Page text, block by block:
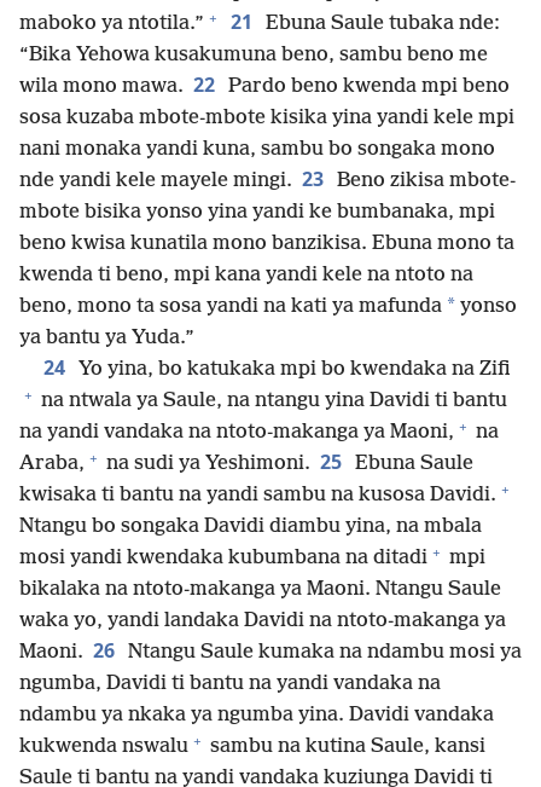
maboko ya ntotila.” + 21
Ebuna Saule tubaka nde:
“Bika Yehowa kusakumuna beno, sambu beno me
wila mono mawa. 22 Pardo beno kwenda mpi beno
sosa kuzaba mbote-mbote kisika yina yandi kele mpi
nani monaka yandi kuna, sambu bo songaka mono
nde yandi kele mayele mingi. 23 Beno zikisa mbote-
mbote bisika yonso yina yandi ke bumbanaka, mpi
beno kwisa kunatila mono banzikisa. Ebuna mono ta
kwenda ti beno, mpi kana yandi kele na ntoto na
beno, mono ta sosa yandi na kati ya mafunda * yonso
ya bantu ya Yuda.”
24 Yo yina, bo katukaka mpi bo kwendaka na Zifi
+ na ntwala ya Saule, na ntangu yina Davidi ti bantu
na yandi vandaka na ntoto-makanga ya Maoni, + na
Araba, + na sudi ya Yeshimoni. 25 Ebuna Saule
kwisaka ti bantu na yandi sambu na kusosa Davidi. +
Ntangu bo songaka Davidi diambu yina, na mbala
mosi yandi kwendaka kubumbana na ditadi + mpi
bikalaka na ntoto-makanga ya Maoni. Ntangu Saule
waka yo, yandi landaka Davidi na ntoto-makanga ya
Maoni. 26 Ntangu Saule kumaka na ndambu mosi ya
ngumba, Davidi ti bantu na yandi vandaka na
ndambu ya nkaka ya ngumba yina. Davidi vandaka
kukwenda nswalu + sambu na kutina Saule, kansi
Saule ti bantu na yandi vandaka kuziunga Davidi ti